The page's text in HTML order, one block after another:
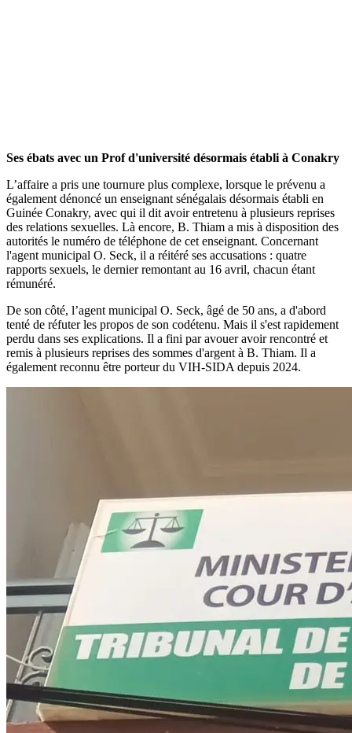
Ses ébats avec un Prof d'université désormais établi à Conakry
L’affaire a pris une tournure plus complexe, lorsque le prévenu a
également dénoncé un enseignant sénégalais désormais établi en
Guinée Conakry, avec qui il dit avoir entretenu à plusieurs reprises
des relations sexuelles. Là encore, B. Thiam a mis à disposition des
autorités le numéro de téléphone de cet enseignant. Concernant
l'agent municipal O. Seck, il a réitéré ses accusations : quatre
rapports sexuels, le dernier remontant au 16 avril, chacun étant
rémunéré.
De son côté, l’agent municipal O. Seck, âgé de 50 ans, a d'abord
tenté de réfuter les propos de son codétenu. Mais il s'est rapidement
perdu dans ses explications. Il a fini par avouer avoir rencontré et
remis à plusieurs reprises des sommes d'argent à B. Thiam. Il a
également reconnu être porteur du VIH-SIDA depuis 2024.